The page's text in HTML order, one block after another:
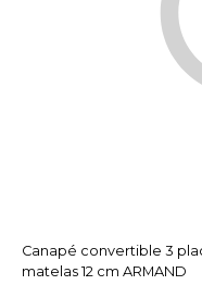
Canapé convertible 3
matelas 12 cm ARMAND